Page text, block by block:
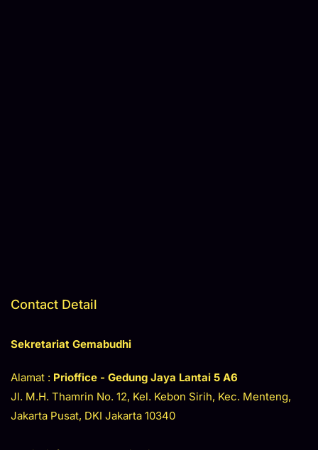
Contact Detail
Sekretariat Gemabudhi
Alamat : Prioffice - Gedung Jaya Lantai 5 A6
Jl. M.H. Thamrin No. 12, Kel. Kebon Sirih, Kec. Menteng,
Jakarta Pusat, DKI Jakarta 10340